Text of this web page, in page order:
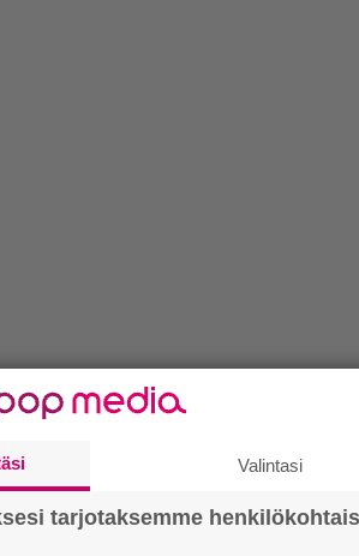
Valintasi
tarjotaksemme